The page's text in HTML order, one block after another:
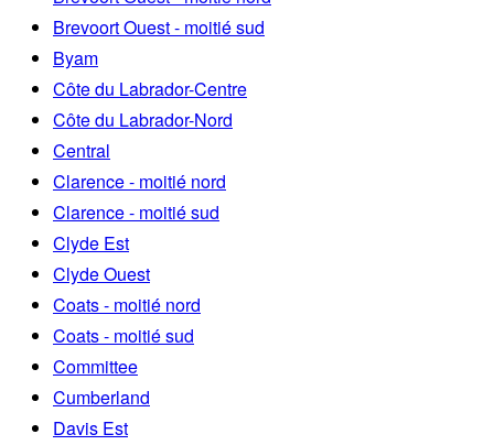
Brevoort Ouest - moitié sud
Byam
Côte du Labrador-Centre
Côte du Labrador-Nord
Central
Clarence - moitié nord
Clarence - moitié sud
Clyde Est
Clyde Ouest
Coats - moitié nord
Coats - moitié sud
Committee
Cumberland
Davis Est